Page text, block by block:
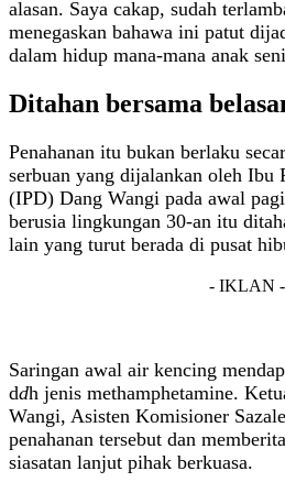
alasan. Saya cakap, sudah
menegaskan bahawa ini patut
dalam hidup mana-mana anak
Ditahan bersama
Penahanan itu bukan berlaku
serbuan yang dijalankan oleh Ibu
(IPD) Dang Wangi pada awal
berusia lingkungan 30-an itu
lain yang turut berada di pusat
- IKLAN -
Saringan awal air kencing
ddh jenis methamphetamine.
Wangi, Asisten Komisioner
penahanan tersebut dan
siasatan lanjut pihak berkuasa.